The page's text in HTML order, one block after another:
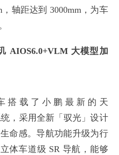
，轴距达到 3000mm，为车
AIOS6.0+VLM 大模型加
搭载了小鹏最新的天
，采用全新「驭光」设计
命感。导航功能升级为行
体车道级 SR 导航，能够